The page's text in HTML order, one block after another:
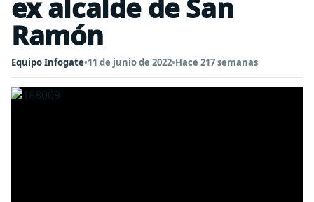
ex alcalde de San
Ramón
Equipo Infogate•11 de junio de 2022•Hace 217 semanas